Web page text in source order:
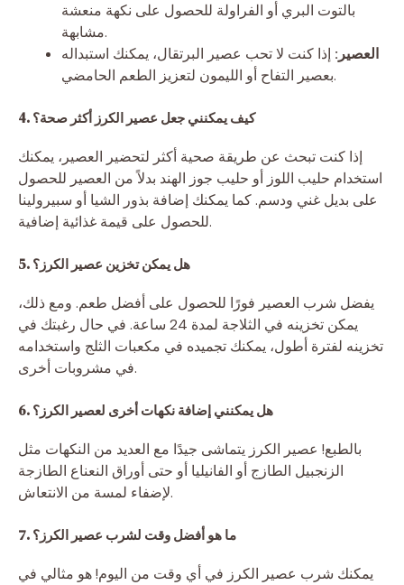
بالتوت البري أو الفراولة للحصول على نكهة منعشة
مشابهة.
العصير: إذا كنت لا تحب عصير البرتقال، يمكنك استبداله
بعصير التفاح أو الليمون لتعزيز الطعم الحامضي.
4. كيف يمكنني جعل عصير الكرز أكثر صحة؟
إذا كنت تبحث عن طريقة صحية أكثر لتحضير العصير، يمكنك
استخدام حليب اللوز أو حليب جوز الهند بدلاً من العصير للحصول
على بديل غني ودسم. كما يمكنك إضافة بذور الشيا أو سبيرولينا
للحصول على قيمة غذائية إضافية.
5. هل يمكن تخزين عصير الكرز؟
يفضل شرب العصير فورًا للحصول على أفضل طعم. ومع ذلك،
يمكن تخزينه في الثلاجة لمدة 24 ساعة. في حال رغبتك في
تخزينه لفترة أطول، يمكنك تجميده في مكعبات الثلج واستخدامه
في مشروبات أخرى.
6. هل يمكنني إضافة نكهات أخرى لعصير الكرز؟
بالطبع! عصير الكرز يتماشى جيدًا مع العديد من النكهات مثل
الزنجبيل الطازج أو الفانيليا أو حتى أوراق النعناع الطازجة
لإضفاء لمسة من الانتعاش.
7. ما هو أفضل وقت لشرب عصير الكرز؟
يمكنك شرب عصير الكرز في أي وقت من اليوم! هو مثالي في